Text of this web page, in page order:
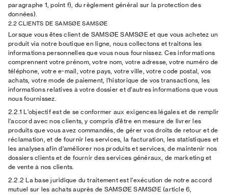
paragraphe 1, point f), du règlement général sur la protection des
données).
2.2 CLIENTS DE SAMSØE SAMSØE
Lorsque vous êtes client de SAMSØE SAMSØE et que vous achetez un
produit via notre boutique en ligne, nous collectons et traitons les
informations personnelles que vous nous fournissez. Ces informations
comprennent votre prénom, votre nom, votre adresse, votre numéro de
téléphone, votre e-mail, votre pays, votre ville, votre code postal, vos
achats, votre mode de paiement, l'historique de vos transactions, les
informations relatives à votre dossier et d'autres informations que vous
nous fournissez.
2.2.1 L'objectifest de se conformer aux exigences légales et de remplir
l'accord avec nos clients, y compris d'être en mesure de livrer les
produits que vous avez commandés, de gérer vos droits de retour et de
réclamation, et de fournir les services, la facturation, les statistiques et
les analyses afin d'améliorer nos produits et services, de maintenir nos
dossiers clients et de fournir des services généraux, de marketing et
de vente à nos clients.
2.2.2 La base juridique du traitement est l'exécution de notre accord
mutuel sur les achats auprès de SAMSØE SAMSØE (article 6,